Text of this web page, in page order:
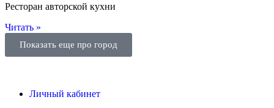
Ресторан авторской кухни
Читать »
Показать еще про город
Личный кабинет